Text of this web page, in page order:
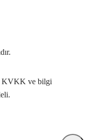
KVKK ve bilgi